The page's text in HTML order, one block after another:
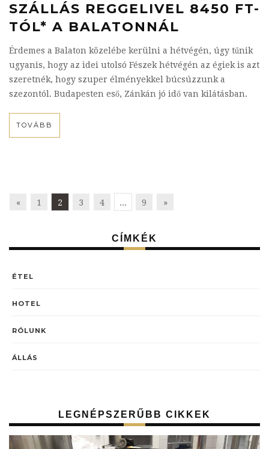
SZÁLLÁS REGGELIVEL 8450 FT-
TÓL* A BALATONNÁL
Érdemes a Balaton közelébe kerülni a hétvégén, úgy tűnik
ugyanis, hogy az idei utolsó Fészek hétvégén az égiek is azt
szeretnék, hogy szuper élményekkel búcsúzzunk a
szezontól. Budapesten eső, Zánkán jó idő van kilátásban.
TOVÁBB
« 1 2 3 4 ... 9 »
CÍMKÉK
ÉTEL
HOTEL
RÓLUNK
ÁLLÁS
LEGNÉPSZERŰBB CIKKEK